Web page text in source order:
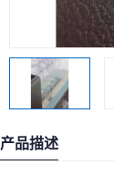
产品描述